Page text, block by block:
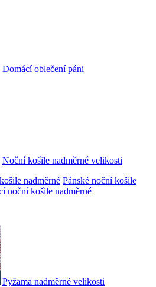
Domácí oblečení páni
Noční košile nadměrné velikosti
nadměrné Pánské noční košile
noční košile nadměrné
Pyžama nadměrné velikosti